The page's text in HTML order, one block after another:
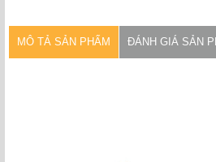
MÔ TẢ SẢN PHẨM ĐÁNH GIÁ SẢN